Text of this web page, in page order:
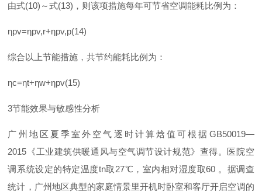
由式(10) ～式(13) ，则该项措施每年可节省空调能耗比例为：
ηpv=ηpv,r+ηpv,p(14)
综合以上节能措施，共节约能耗比例为：
ηc=ηt+ηw+ηpv(15)
3节能效果与敏感性分析
广州地区夏季室外空气逐时计算焓值可根据 GB50019—
2015 《工业建筑供暖通风与空气调节设计规范》查得。医院空
调系统设定的特定温度tn取 27℃ ，室内相对湿度取60 。据调查
统计，广州地区典型的家庭情景里开机时卧室和客厅开启空调的